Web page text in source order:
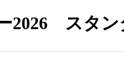
ファイル・
ホルダー用品
ン 2026 スタン